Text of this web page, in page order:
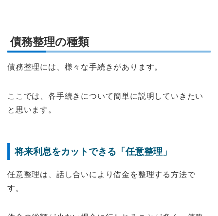
債務整理の種類
債務整理には、様々な手続きがあります。
ここでは、各手続きについて簡単に説明していきたい
と思います。
将来利息をカットできる「任意整理」
任意整理は、話し合いにより借金を整理する方法で
す。